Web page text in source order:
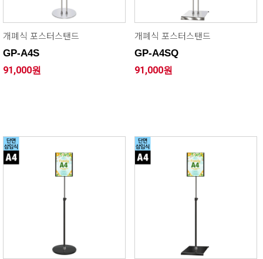
개폐식 포스터스탠드
GP-A4S
91,000원
개폐식 포스터스탠드
GP-A4SQ
91,000원